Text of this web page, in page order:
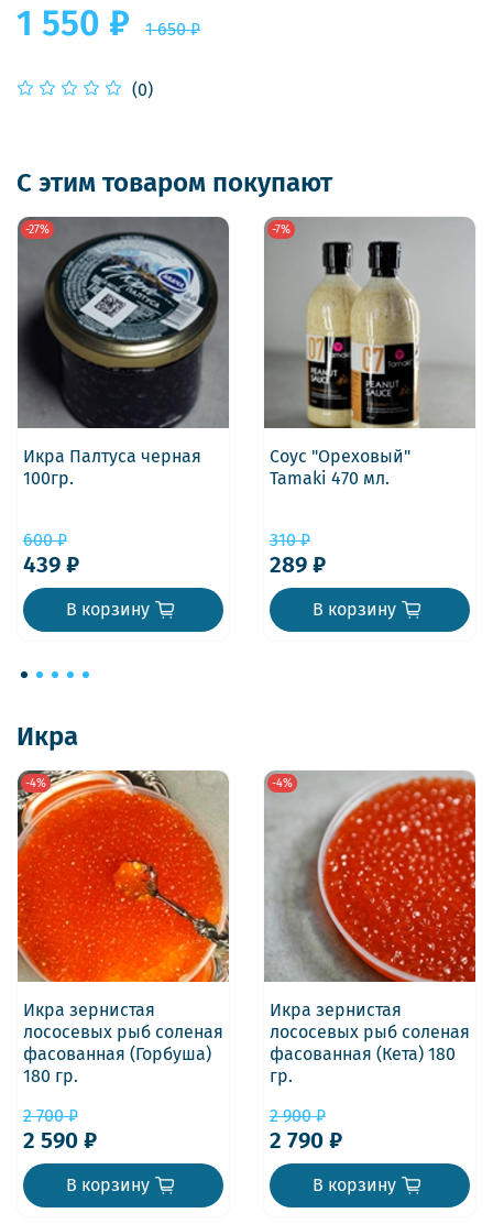
(0)
1 550 ₽ 1 650 ₽
С этим товаром покупают
-27%
Икра Палтуса черная
100гр.
600 ₽
439 ₽
В корзину
-7%
Соус "Ореховый"
Tamaki 470 мл.
310 ₽
289 ₽
В корзину
Икра
-4%
Икра зернистая
лососевых рыб соленая
фасованная (Горбуша)
180 гр.
2 700 ₽
2 590 ₽
В корзину
-4%
Икра зернистая
лососевых рыб соленая
фасованная (Кета) 180
гр.
2 900 ₽
2 790 ₽
В корзину